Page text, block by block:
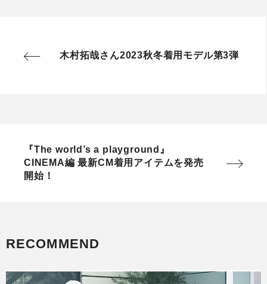
RECOMMEND
木村拓哉さん2023秋冬着用モデル第3弾
『The world’s a playground』
CINEMA編 最新CM着用アイテムを発売
開始！